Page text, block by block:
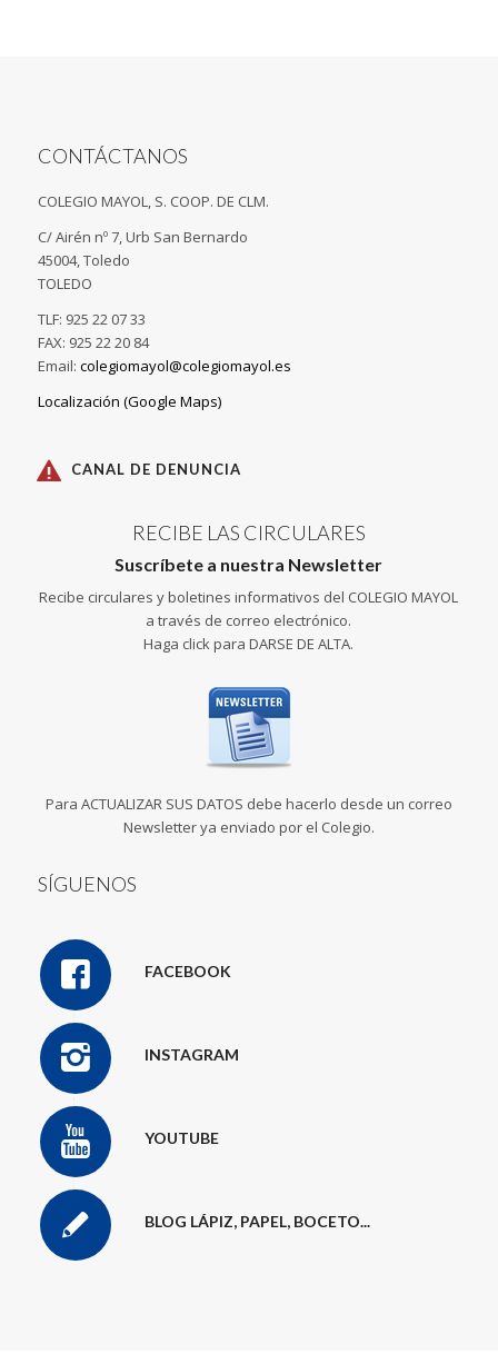
CONTÁCTANOS
COLEGIO MAYOL, S. COOP. DE CLM.
C/ Airén nº 7, Urb San Bernardo
45004, Toledo
TOLEDO
TLF: 925 22 07 33
FAX: 925 22 20 84
Email: colegiomayol@colegiomayol.es
Localización (Google Maps)
CANAL DE DENUNCIA
RECIBE LAS CIRCULARES
Suscríbete a nuestra Newsletter
Recibe circulares y boletines informativos del COLEGIO MAYOL
a través de correo electrónico.
Haga click para DARSE DE ALTA.
Para ACTUALIZAR SUS DATOS debe hacerlo desde un correo
Newsletter ya enviado por el Colegio.
SÍGUENOS
FACEBOOK
INSTAGRAM
YOUTUBE
BLOG LÁPIZ, PAPEL, BOCETO...